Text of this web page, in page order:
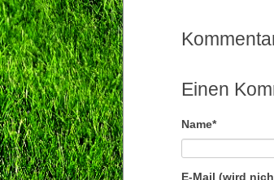
Einen
Pflichtfeld
Name*
Pflichtfeld
E-Mail (wird